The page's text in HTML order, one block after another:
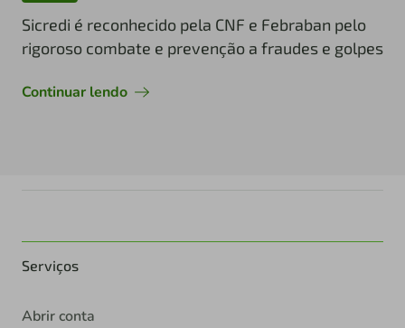
Sicredi é reconhecido pela CNF e Febraban pelo
rigoroso combate e prevenção a fraudes e golpes
Continuar lendo
Serviços
Abrir conta